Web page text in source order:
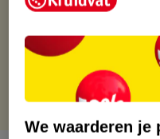
Gratis thuisbezorgd
Gratis punten met je
We waarderen je